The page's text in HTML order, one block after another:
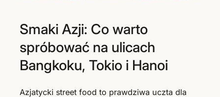
Smaki Azji: Co warto
spróbować na ulicach
Bangkoku, Tokio i Hanoi
Azjatycki street food to prawdziwa uczta dla